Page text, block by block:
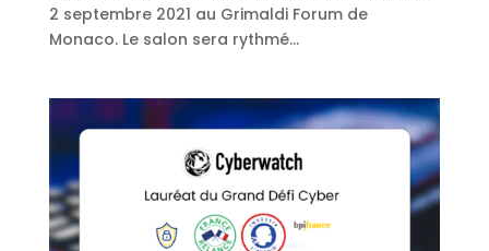
2 septembre 2021 au Grimaldi Forum de
Monaco. Le salon sera rythmé...